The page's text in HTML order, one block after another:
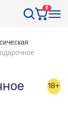
0
18+